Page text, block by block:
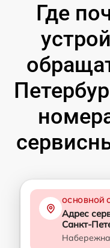
Где
ОСНОВНОЙ
Адрес
Санкт-